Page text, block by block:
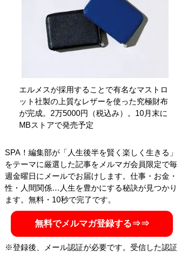
@MBKnowerMag
『ロードマップ』
その秘密はロードマップ
にあった
『MBの偏愛ブランド図鑑 』
今着るべきブランド60の歴
史や特色を、自身が愛用す
る品とともに徹底紹介
エルメスが採用することで有名なマストロ
ット社製の上質なレザーを使った究極財布
が完成。2万5000円（税込み）。10月末に
MBストアで発売予定
SPA！編集部が「人生後半を賢く楽しく生きる」
をテーマに厳選した記事をメルマガ会員限定で毎
週金曜日にメールでお届けします。仕事・お金・
性・人間関係…人生を豊かにする秘訣が見つかり
ます。無料・10秒で完了です。
無料でメルマガ登録する⇒⇒
※登録後、メール認証が必要です。受信した認証